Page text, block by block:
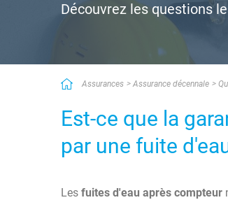
Découvrez les questions
Assurances Assurance décennale
Est-ce que la
par une fuite
Les fuites d'eau après compteur